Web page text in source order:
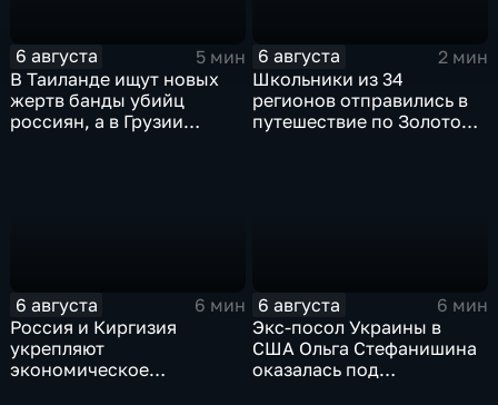
6 августа
5 мин
В Таиланде ищут новых
жертв банды убийц
россиян, а в Грузии
6 августа
2 мин
Школьники из 34
регионов отправились в
путешествие по Золотому
6 августа
6 мин
Россия и Киргизия
укрепляют
экономическое
6 августа
6 мин
Экс-посол Украины в
США Ольга Стефанишина
оказалась под